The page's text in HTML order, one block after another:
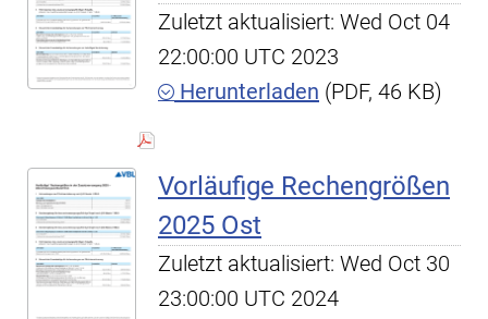
Zuletzt aktualisiert: Wed Oct 04
22:00:00 UTC 2023
Herunterladen (PDF, 46 KB)
Vorläufige Rechengrößen
2025 Ost
Zuletzt aktualisiert: Wed Oct 30
23:00:00 UTC 2024